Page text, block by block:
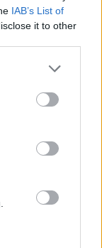
IAB’s List of
it to other
e